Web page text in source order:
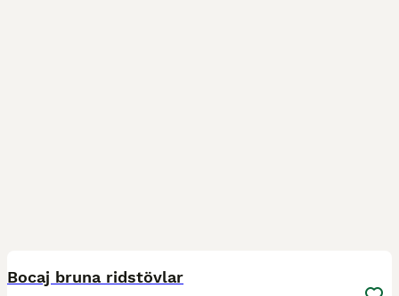
Bocaj bruna ridstövlar